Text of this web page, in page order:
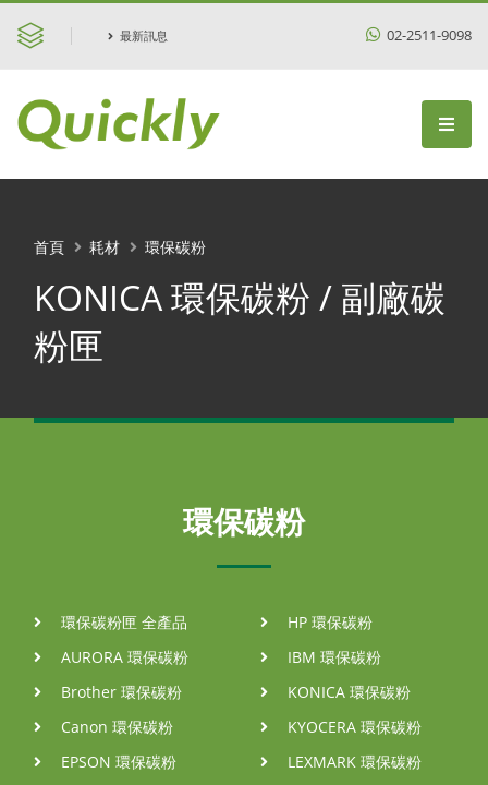
最新訊息 02-2511-9098
KONICA 環保碳粉 / 副廠碳
粉匣
首頁 耗材 環保碳粉
環保碳粉
環保碳粉匣 全產品
AURORA 環保碳粉
Brother 環保碳粉
Canon 環保碳粉
EPSON 環保碳粉
HP 環保碳粉
IBM 環保碳粉
KONICA 環保碳粉
KYOCERA 環保碳粉
LEXMARK 環保碳粉